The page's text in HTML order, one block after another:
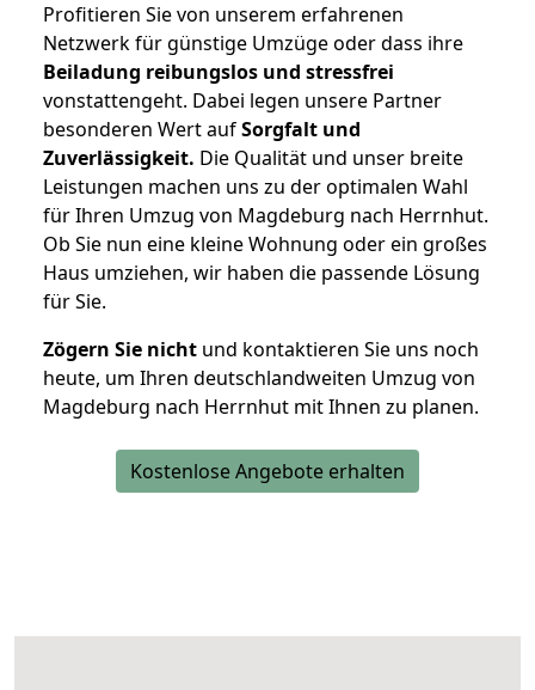
Profitieren Sie von unserem erfahrenen
Netzwerk für günstige Umzüge oder dass ihre
Beiladung reibungslos und stressfrei
vonstattengeht. Dabei legen unsere Partner
besonderen Wert aufSorgfalt und
Zuverlässigkeit. Die Qualität und unser breite
Leistungen machen uns zu der optimalen Wahl
für Ihren Umzug von Magdeburg nach Herrnhut.
Ob Sie nun eine kleine Wohnung oder ein großes
Haus umziehen, wir haben die passende Lösung
für Sie.
Zögern Sie nicht und kontaktieren Sie uns noch
heute, um Ihren deutschlandweiten Umzug von
Magdeburg nach Herrnhut mit Ihnen zu planen.
Kostenlose Angebote erhalten